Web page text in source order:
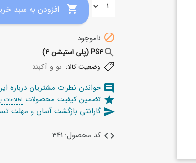

 ناموجود
searchPS4 (پلی استیشن 4)
وضعیت کالا: نو و آکبند
comment خواندن نطرات مشتریان درباره
star تضمین کیفیت محصولات اطلاعات
send گارانتی بازگشت آسان و مهلت
code کد محصول: 341